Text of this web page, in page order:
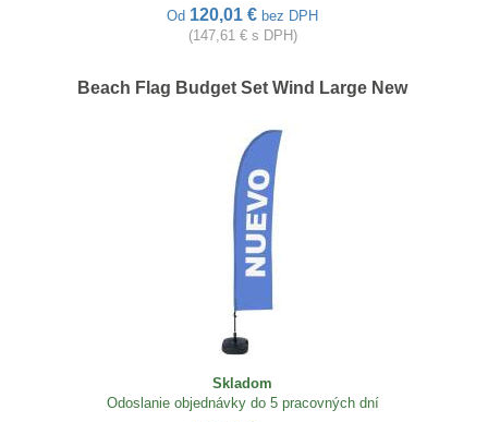
Od 120,01 € bez DPH
(147,61 € s DPH)
Beach Flag Budget Set Wind Large New
Skladom
Odoslanie objednávky do 5 pracovných dní